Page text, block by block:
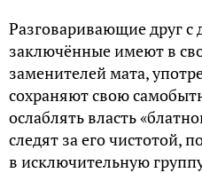
Разговаривающие друг с
заключённые имеют в
заменителей мата,
сохраняют свою
ослаблять власть
следят за его чистотой,
в исключительную